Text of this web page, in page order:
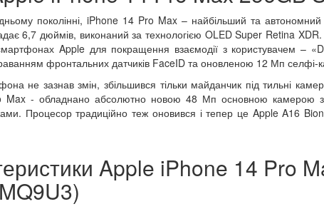
поколінні, iPhone 14 Pro Max – найбільший та
6,7 дюймів, виконаний за технологією OLED Super Retina
Apple для покращення взаємодії з користувачем –
фронтальних датчиків FaceID та оновленою 12 Мп селфі-
не зазнав змін, збільшився тільки майданчик під тильні
Max - обладнано абсолютно новою 48 Мп основною камерою з
Процесор традиційно теж оновився і тепер це Apple A16
Apple iPhone 14 Pro